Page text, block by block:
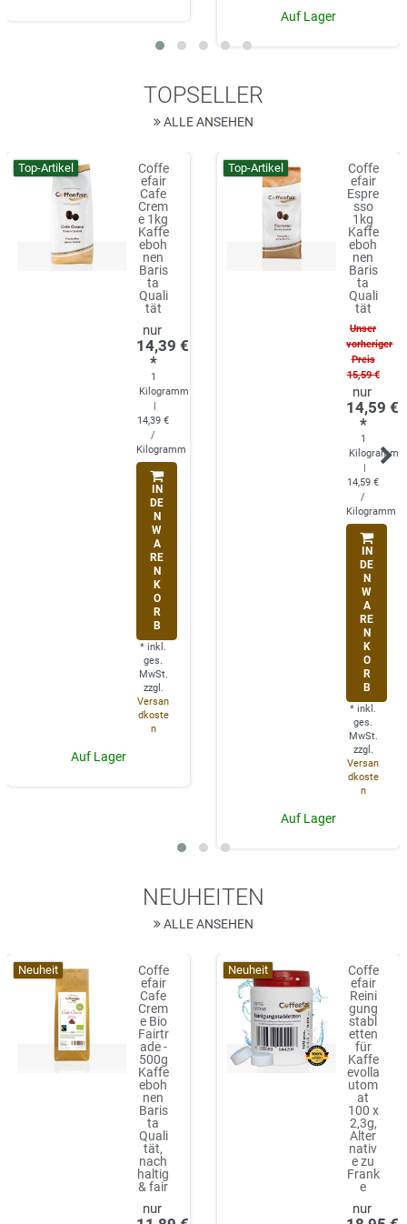
Auf Lager
TOPSELLER
ALLE ANSEHEN
Top-Artikel
Coffe
efair
Cafe
Crem
e 1kg
Kaffe
eboh
nen
Baris
ta
Quali
tät
14,39 €
*
1
Kilogramm
14,39 €
/
Kilogramm
IN
DE
N
W
A
RE
N
K
O
R
B
* inkl.
ges.
MwSt.
zzgl.
Versan
dkoste
n
Auf Lager
Top-Artikel
Coffe
efair
Espre
sso
1kg
Kaffe
eboh
nen
Baris
ta
Quali
tät
Unser
vorheriger
Preis
15,59 €
14,59 €
*
1
Kilogramm
14,59 €
/
Kilogramm
IN
DE
N
W
A
RE
N
K
O
R
B
* inkl.
ges.
MwSt.
zzgl.
Versan
dkoste
n
Auf Lager
NEUHEITEN
ALLE ANSEHEN
Neuheit
Coffe
efair
Cafe
Crem
e Bio
Fairtr
ade -
500g
Kaffe
eboh
nen
Baris
ta
Quali
tät,
nach
haltig
& fair
Neuheit
Coffe
efair
Reini
gung
stabl
etten
für
Kaffe
evolla
utom
at
100 x
2,3g,
Alter
nativ
e zu
Frank
e